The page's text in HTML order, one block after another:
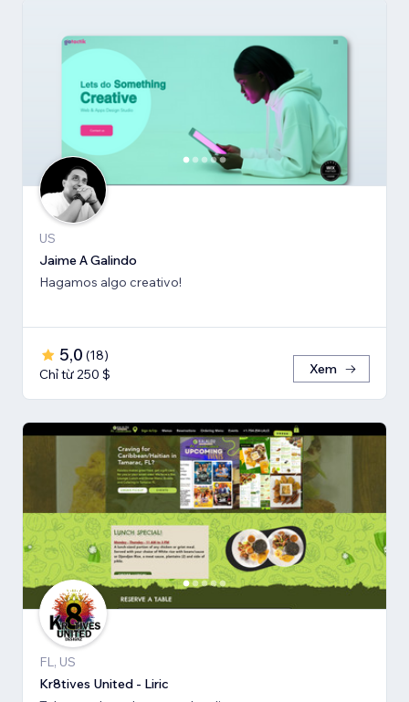
US
Jaime A Galindo
Hagamos algo creativo!
5,0 (18)
Chỉ từ 250 $
Xem
FL, US
Kr8tives United - Liric